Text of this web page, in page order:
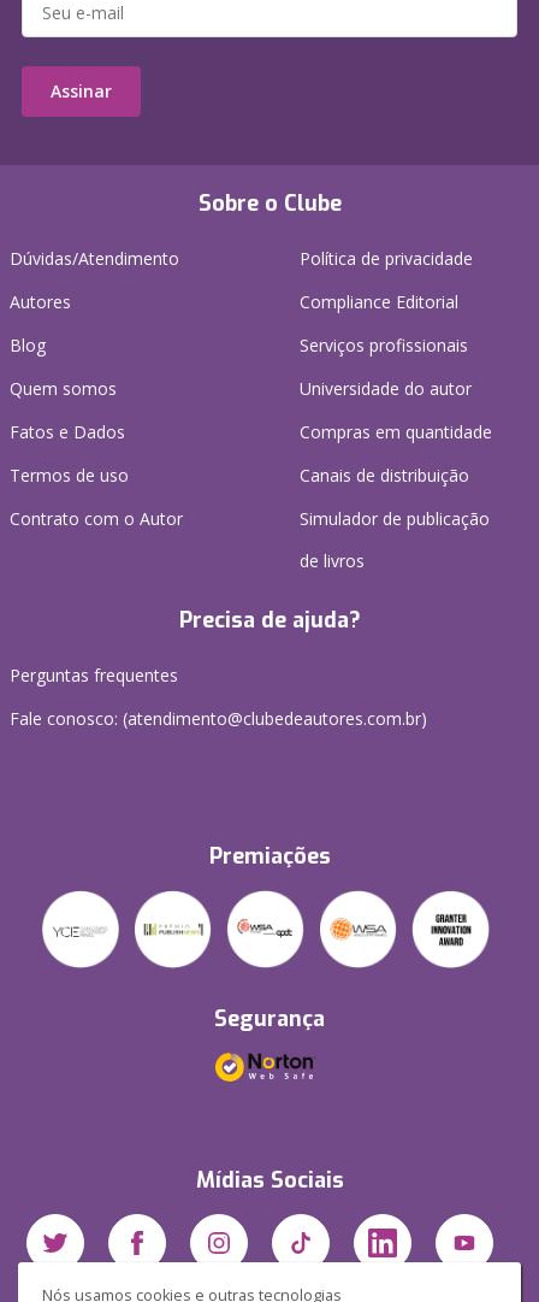
Nós usamos cookies e outras tecnologias
Sobre o Clube
Dúvidas/Atendimento
Autores
Blog
Quem somos
Fatos e Dados
Termos de uso
Contrato com o Autor
Política de privacidade
Compliance Editorial
Serviços profissionais
Universidade do autor
Compras em quantidade
Canais de distribuição
Simulador de publicação
de livros
Precisa de ajuda?
Perguntas frequentes
Fale conosco: (atendimento@clubedeautores.com.br)
Premiações
Segurança
Mídias Sociais
Assinar